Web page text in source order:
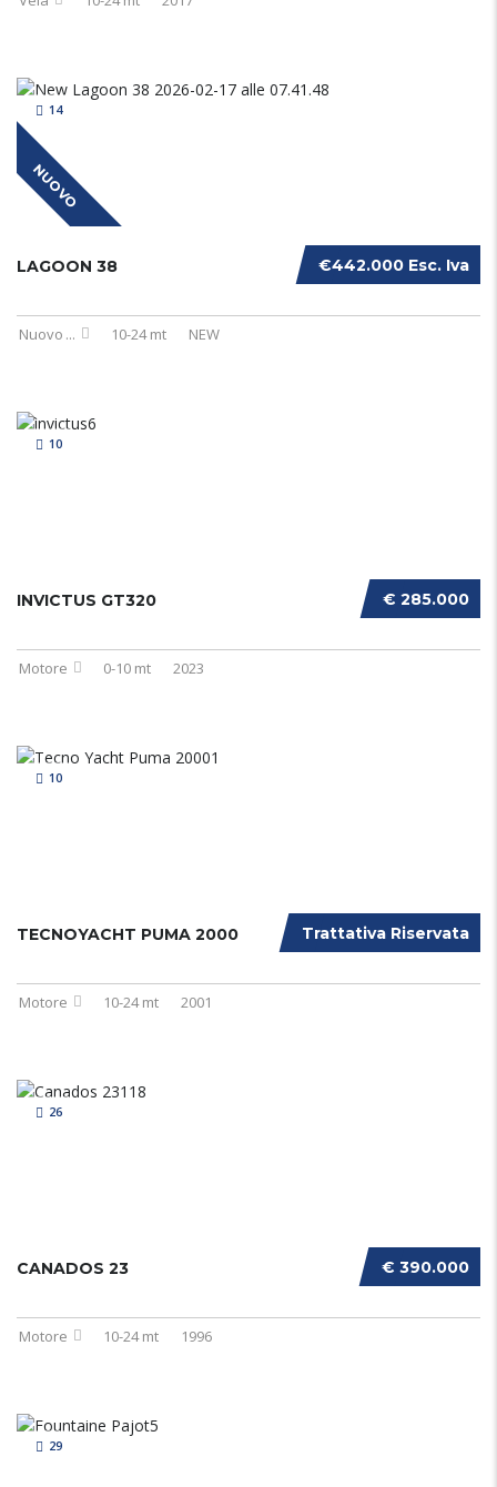
NUOVO
14
€442.000 Esc. Iva
LAGOON 38
Nuovo ... 10-24 mt NEW
10
€ 285.000
INVICTUS GT320
Motore 0-10 mt 2023
10
Trattativa Riservata
TECNOYACHT PUMA 2000
Motore 10-24 mt 2001
26
€ 390.000
CANADOS 23
Motore 10-24 mt 1996
29